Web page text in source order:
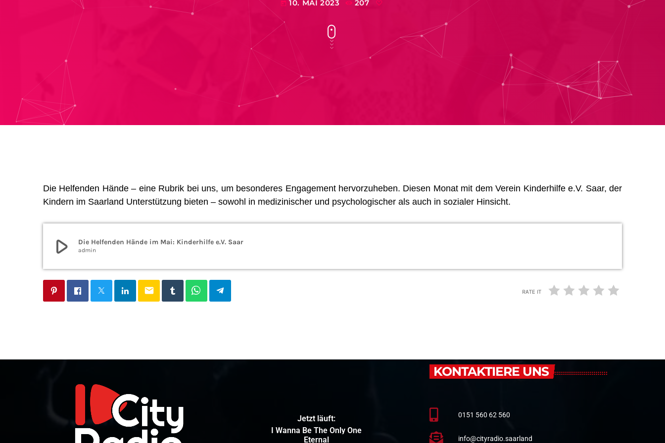
today 10. MAI 2023 207
Die Helfenden Hände – eine Rubrik bei uns, um besonderes Engagement hervorzuheben. Diesen Monat mit dem Verein Kinderhilfe e.V. Saar, der
Kindern im Saarland Unterstützung bieten – sowohl in medizinischer und psychologischer als auch in sozialer Hinsicht.
play_arrow Die Helfenden Hände im Mai: Kinderhilfe e.V. Saar
admin
email RATE IT
Jetzt läuft:
Stars Will Align
Kygo x Imagine Dragons
KONTAKTIERE UNS
0151 560 62 560
info@cityradio.saarland